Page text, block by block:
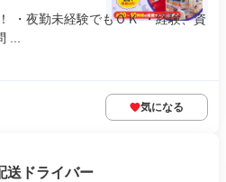
・夜勤未経験でもＯＫ ・経験、資
...
気になる
送ドライバー